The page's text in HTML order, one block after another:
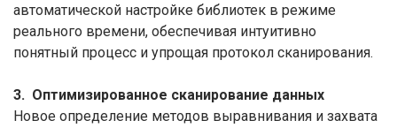
автоматической настройке библиотек в режиме
реального времени, обеспечивая интуитивно
понятный процесс и упрощая протокол сканирования.
3. Оптимизированное сканирование данных
Новое определение методов выравнивания и захвата